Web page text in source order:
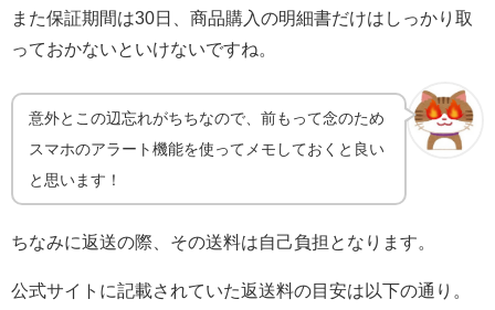
また保証期間は30日、商品購入の明細書だけはしっかり取
っておかないといけないですね。
意外とこの辺忘れがちちなので、前もって念のため
スマホのアラート機能を使ってメモしておくと良い
と思います！
ちなみに返送の際、その送料は自己負担となります。
公式サイトに記載されていた返送料の目安は以下の通り。